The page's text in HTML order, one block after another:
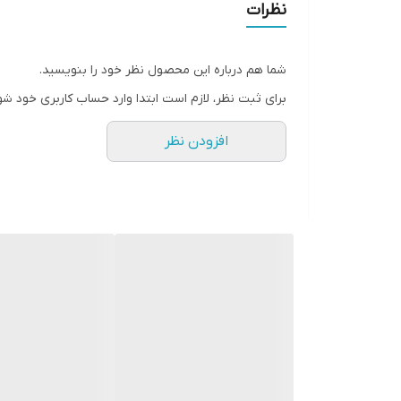
نظرات
شما هم درباره این محصول نظر خود را بنویسید.
برای ثبت نظر، لازم است ابتدا وارد حساب کاربری خود
افزودن نظر